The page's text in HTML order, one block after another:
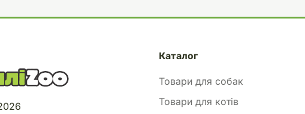
Каталог
Товари для собак
Товари для котів